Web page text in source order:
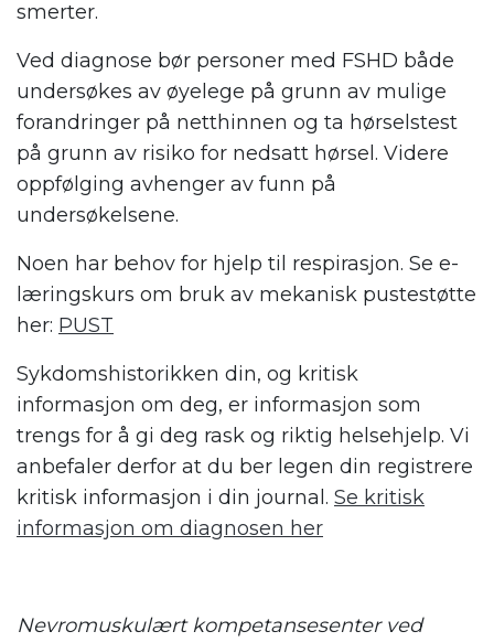
smerter.
Ved diagnose bør personer med FSHD både
undersøkes av øyelege på grunn av mulige
forandringer på netthinnen og ta hørselstest
på grunn av risiko for nedsatt hørsel. Videre
oppfølging avhenger av funn på
undersøkelsene.
Noen har behov for hjelp til respirasjon. Se e-
læringskurs om bruk av mekanisk pustestøtte
her: PUST
Sykdomshistorikken din, og kritisk
informasjon om deg, er informasjon som
trengs for å gi deg rask og riktig helsehjelp. Vi
anbefaler derfor at du ber legen din registrere
kritisk informasjon i din journal. Se kritisk
informasjon om diagnosen her
Nevromuskulært kompetansesenter ved